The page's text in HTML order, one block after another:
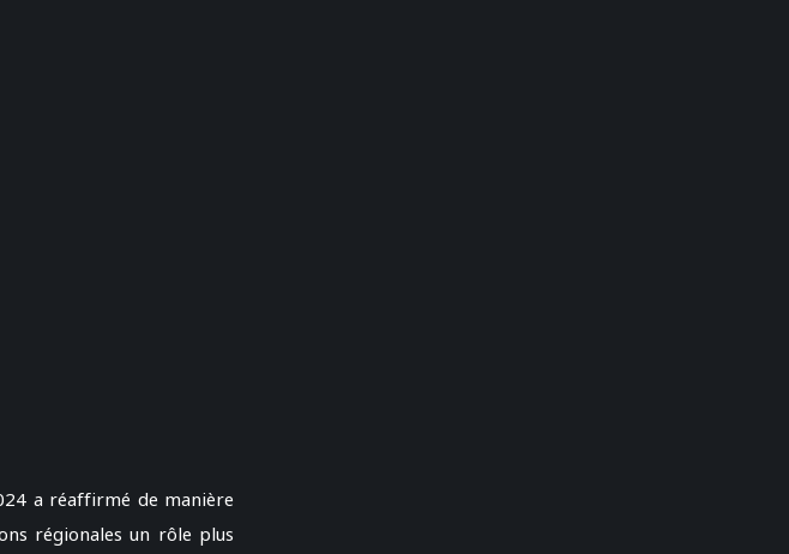
a réaffirmé de manière
régionales un rôle plus